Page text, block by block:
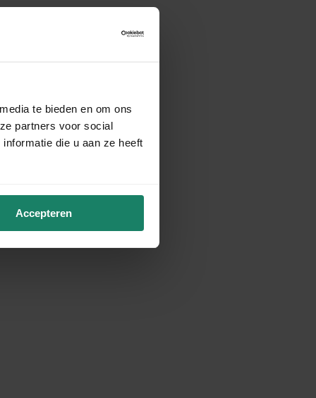
te bieden en om ons
partners voor social
die u aan ze heeft
Accepteren